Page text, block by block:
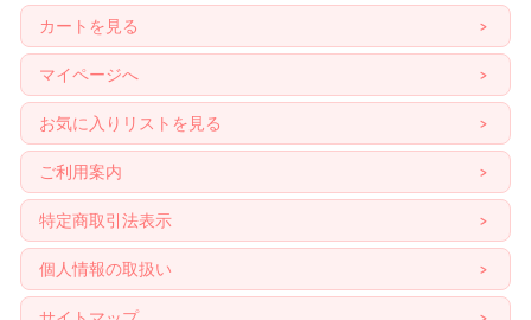
カートを見る
マイページへ
お気に入りリストを見る
ご利用案内
特定商取引法表示
個人情報の取扱い